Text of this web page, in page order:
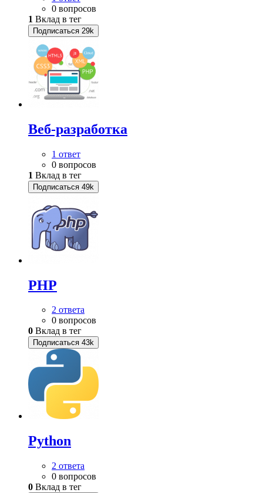
0 вопросов
1 Вклад в тег
Подписаться 29k
Веб-разработка
1 ответ
0 вопросов
1 Вклад в тег
Подписаться 49k
PHP
2 ответа
0 вопросов
0 Вклад в тег
Подписаться 43k
Python
2 ответа
0 вопросов
0 Вклад в тег